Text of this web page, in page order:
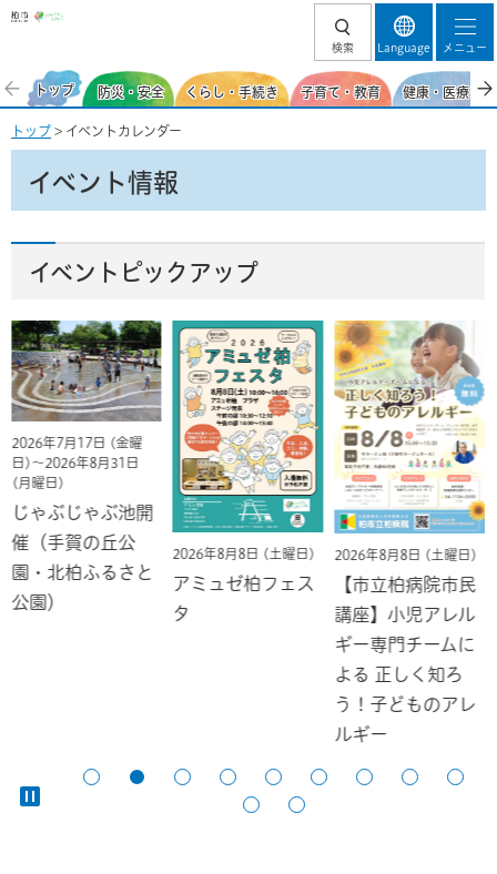
柏市
検索 Language メニュー
トップ 防災・安全 くらし・手続き 子育て・教育 健康・医療・
トップ > イベントカレンダー
イベント情報
イベントピックアップ
2026年7月17日 (金曜
日)～2026年8月31日
(月曜日)
じゃぶじゃぶ池開
催（手賀の丘公
園・北柏ふるさと
公園）
2026年8月8日 (土曜日)
アミュゼ柏フェス
タ
2026年8月8日 (土曜日)
【市立柏病院市民
講座】小児アレル
ギー専門チームに
よる 正しく知ろ
う！子どものアレ
ルギー